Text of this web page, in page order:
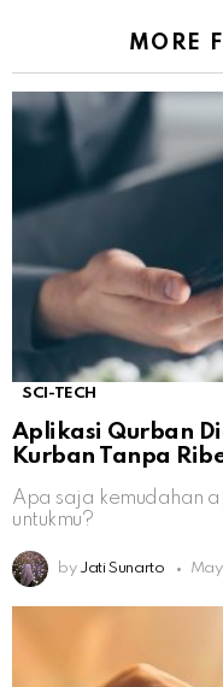
MORE
SCI-TECH
Aplikasi Qurban
Kurban Tanpa
Apa saja kemudahan
untukmu?
by Jati Sunarto